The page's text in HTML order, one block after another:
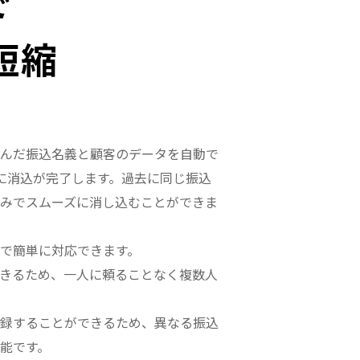
縮
だ振込名義と顧客のデータを自動で
込が完了します。過去に同じ振込
でスムーズに消し込むことができま
簡単に対応できます。
るため、一人に頼ることなく複数人
することができるため、異なる振込
です。